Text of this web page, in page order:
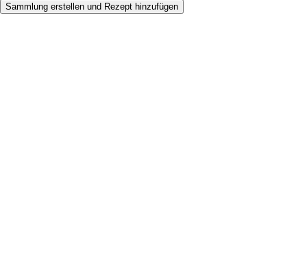
Sammlung erstellen und Rezept hinzufügen